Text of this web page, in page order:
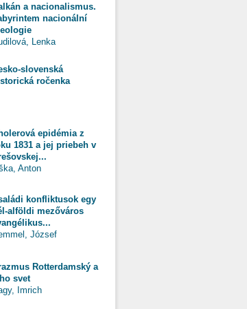
a nacionalismus.
nacionální
Lenka
slovenská
ročenka
epidémia z
1831 a jej priebeh v
Anton
konfliktusok egy
alföldi mezőváros
József
Rotterdamský a
svet
Imrich